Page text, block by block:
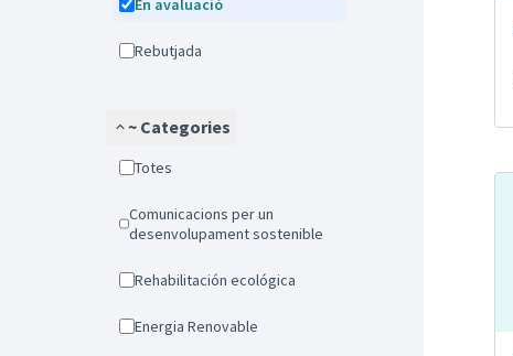
En avaluació
Rebutjada
~ Categories
Totes
Comunicacions per un
desenvolupament sostenible
Rehabilitación ecológica
Energia Renovable